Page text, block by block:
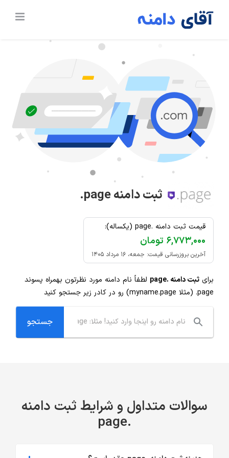
ثبت دامنه.page
قیمت ثبت دامنه .page (یکساله):
۶,۷۷۳,۰۰۰ تومان
آخرین بروزرسانی قیمت: جمعه، ۱۶ مرداد ۱۴۰۵
برای ثبت دامنه .page
لطفاً نام دامنه مورد نظرتون بهمراه پسوند
.page (مثلا myname.page) رو در کادر زیر جستجو کنید
سوالات متداول و شرایط ثبت دامنه
.page